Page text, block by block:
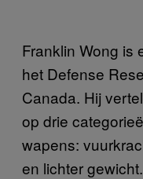
Franklin Wong is
het Defense
Canada. Hij
op drie
wapens:
en lichter